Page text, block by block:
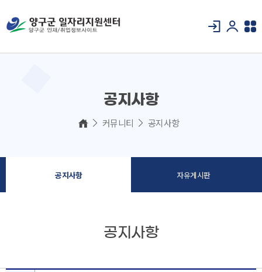
공지사항
커뮤니티 공지사항
공지사항 자유게시판
공지사항